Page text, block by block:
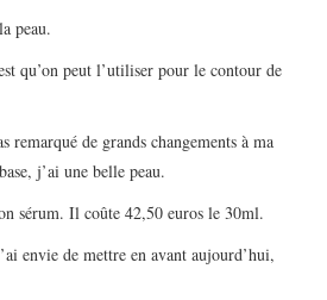
peau.
qu’on peut l’utiliser pour le contour de
remarqué de grands changements à ma
j’ai une belle peau.
sérum. Il coûte 42,50 euros le 30ml.
envie de mettre en avant aujourd’hui,